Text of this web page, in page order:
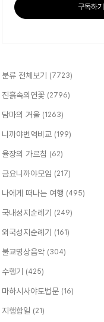
구독하기
분류 전체보기 (7723)
진흙속의연꽃 (2796)
담마의 거울 (1263)
니까야번역비교 (199)
율장의 가르침 (62)
금요니까야모임 (217)
나에게 떠나는 여행 (495)
국내성지순례기 (249)
외국성지순례기 (161)
불교명상음악 (304)
수행기 (425)
마하시사야도법문 (16)
지행합일 (21)